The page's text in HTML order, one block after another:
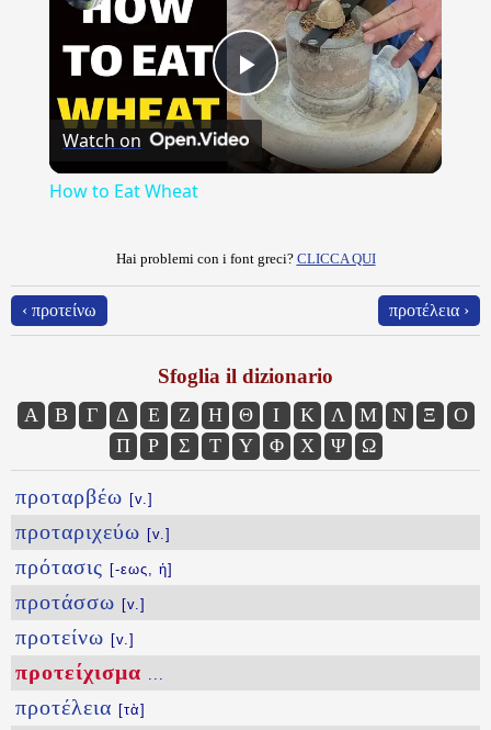
Play
Video
Watch on
How to Eat Wheat
Hai problemi con i font greci? CLICCA QUI
‹ προτείνω προτέλεια ›
Sfoglia il dizionario
Α Β Γ Δ Ε Ζ Η Θ Ι Κ Λ Μ Ν Ξ
Ο
Π
Ρ Σ Τ Υ Φ Χ Ψ Ω
προταρβέω [v.]
προταριχεύω [v.]
πρότασις [-εως, ἡ]
προτάσσω [v.]
προτείνω [v.]
προτείχισμα ...
προτέλεια [τὰ]